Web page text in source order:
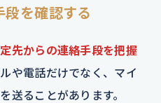
を確認する
先からの連絡手段を把握
や電話だけでなく、マイ
送ることがあります。